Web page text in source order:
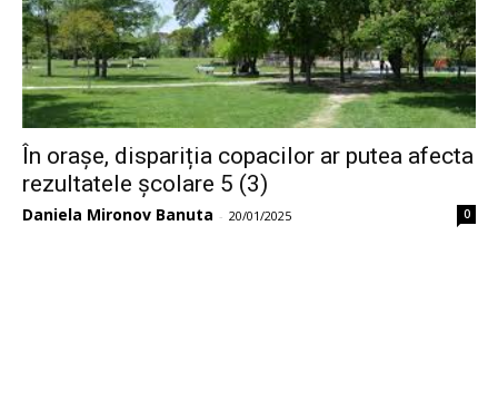
În orașe, dispariția copacilor ar putea afecta
rezultatele școlare 5 (3)
Daniela Mironov Banuta - 20/01/2025 0